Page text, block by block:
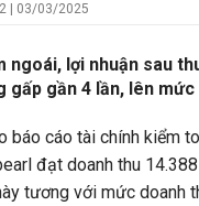
| 03/03/2025
ngoái, lợi nhuận sau
gấp gần 4 lần, lên
báo cáo tài chính kiểm
đạt doanh thu
tương với mức doanh